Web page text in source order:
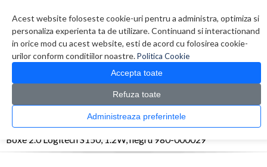
Acest website foloseste cookie-uri pentru a administra, optimiza si
personaliza experienta ta de utilizare. Continuand si interactionand
in orice mod cu acest website, esti de acord cu folosirea cookie-
urilor conform conditiilor noastre.Politica Cookie
Accepta toate
Refuza toate
Administreaza preferintele
0 produs(e)
CATALOG PRODUSE
> Boxe > Boxe 2.0 Logitech S150, 1.2W, negru 980-000029
Boxe 2.0 Logitech S150, 1.2W, negru 980-000029